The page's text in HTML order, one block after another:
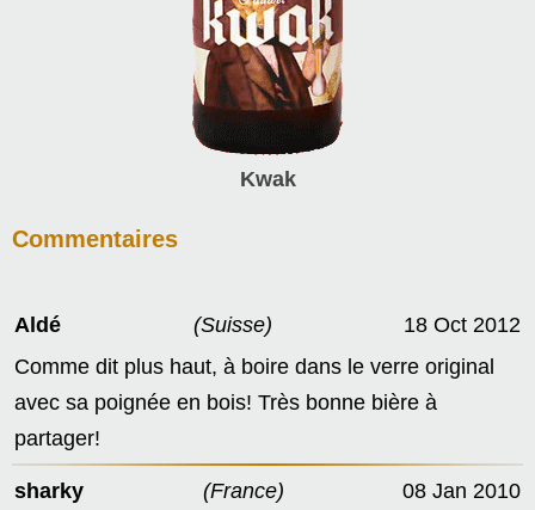
Kwak
Commentaires
Aldé (Suisse)
18 Oct 2012
Comme dit plus haut, à boire dans le verre original
avec sa poignée en bois! Très bonne bière à
partager!
sharky (France)
08 Jan 2010